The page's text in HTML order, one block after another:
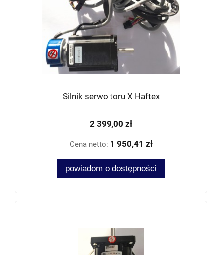
Silnik serwo toru X Haftex
2 399,00 zł
Cena netto: 1 950,41 zł
powiadom o dostępności